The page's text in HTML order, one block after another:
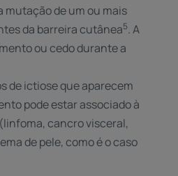
mutação de um ou mais
da barreira cutânea5. A
ou cedo durante a
de ictiose que aparecem
pode estar associado à
cancro visceral,
de pele, como é o caso